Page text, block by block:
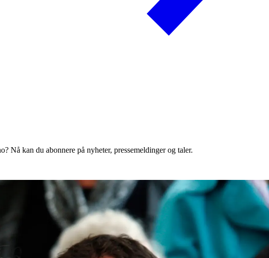
Nå kan du abonnere på nyheter, pressemeldinger og taler.